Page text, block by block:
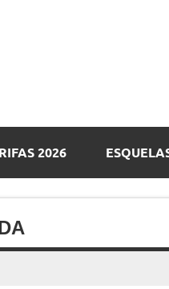
2026